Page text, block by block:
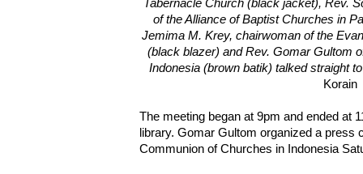
Tabernacle Church (black jacket), Rev.
of the Alliance of Baptist Churches in
Jemima M. Krey, chairwoman of the
(black blazer) and Rev. Gomar Gultom
Indonesia (brown batik) talked straight
Korain
The meeting began at 9pm and ended at
library. Gomar Gultom organized a press
Communion of Churches in Indonesia